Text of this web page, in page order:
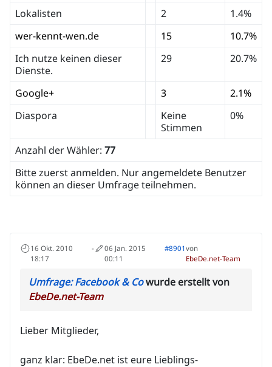
Lokalisten 2
1.4%
wer-kennt-wen.de
15
10.7%
Ich nutze keinen dieser
Dienste.
29 20.7%
Google+ 3
2.1%
Diaspora
Keine
Stimmen
0%
Anzahl der Wähler: 77
Bitte zuerst anmelden. Nur angemeldete Benutzer
können an dieser Umfrage teilnehmen.
16 Okt. 2010
18:17
-
06 Jan. 2015
00:11
#8901von
EbeDe.net-Team
Umfrage: Facebook & Cowurde erstellt von
EbeDe.net-Team
Lieber Mitglieder,
ganz klar: EbeDe.net ist eure Lieblings-